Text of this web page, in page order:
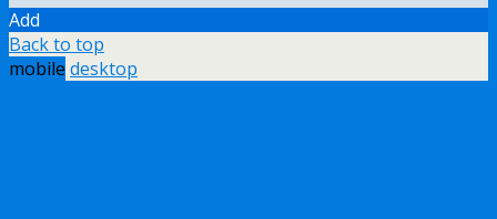
Add
Back to top
mobile desktop